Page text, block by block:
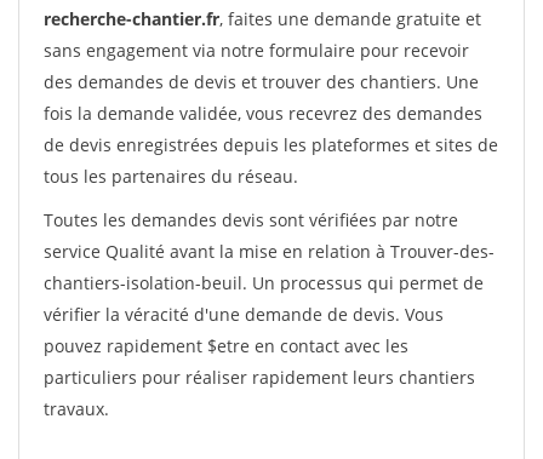
recherche-chantier.fr, faites une demande gratuite et
sans engagement via notre formulaire pour recevoir
des demandes de devis et trouver des chantiers. Une
fois la demande validée, vous recevrez des demandes
de devis enregistrées depuis les plateformes et sites de
tous les partenaires du réseau.
Toutes les demandes devis sont vérifiées par notre
service Qualité avant la mise en relation à Trouver-des-
chantiers-isolation-beuil. Un processus qui permet de
vérifier la véracité d'une demande de devis. Vous
pouvez rapidement $etre en contact avec les
particuliers pour réaliser rapidement leurs chantiers
travaux.